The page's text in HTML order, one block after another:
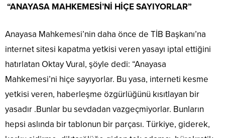
“ANAYASA MAHKEMESİ’Nİ HİÇE SAYIYORLAR”
Anayasa Mahkemesi’nin daha önce de TİB Başkanı’na
internet sitesi kapatma yetkisi veren yasayı iptal ettiğini
hatırlatan Oktay Vural, şöyle dedi: “Anayasa
Mahkemesi’ni hiçe sayıyorlar. Bu yasa, interneti kesme
yetkisi veren, haberleşme özgürlüğünü kısıtlayan bir
yasadır .Bunlar bu sevdadan vazgeçmiyorlar. Bunların
hepsi aslında bir tablonun bir parçası. Türkiye, giderek,